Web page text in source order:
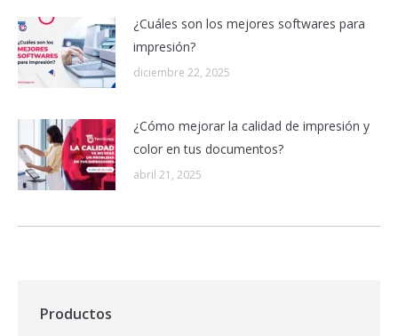
¿Cuáles son los mejores softwares para
impresión?
diciembre 22, 2025
¿Cómo mejorar la calidad de impresión y
color en tus documentos?
abril 21, 2025
Productos